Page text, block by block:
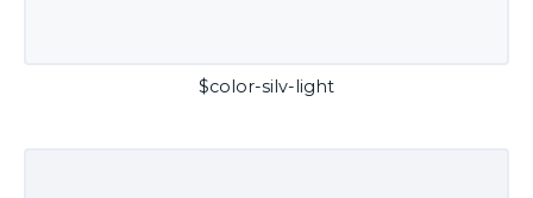
$color-silv-light